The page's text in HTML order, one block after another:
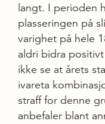
langt. I perioden
plasseringen på
varighet på hele
aldri bidra
ikke se at årets
ivareta
straff for denne
anbefaler blant